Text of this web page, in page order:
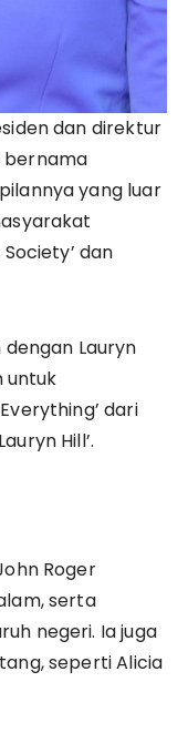
dan direktur
bernama
yang luar
dan
Lauryn
untuk
dari
Hill’.
Roger
serta
negeri. Ia juga
seperti Alicia